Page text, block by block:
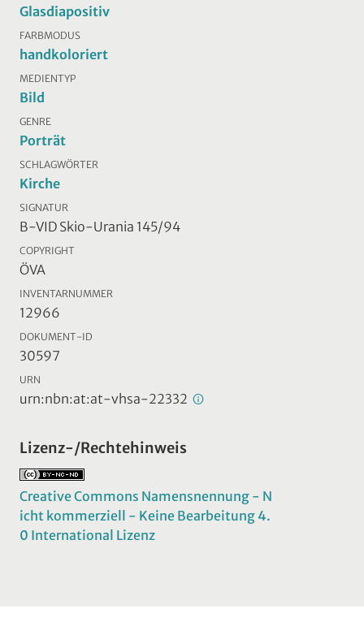
Glasdiapositiv
FARBMODUS
handkoloriert
MEDIENTYP
Bild
GENRE
Porträt
SCHLAGWÖRTER
Kirche
SIGNATUR
B-VID Skio-Urania 145/94
COPYRIGHT
ÖVA
INVENTARNUMMER
12966
DOKUMENT-ID
30597
URN
urn:nbn:at:at-vhsa-22332
Lizenz-/Rechtehinweis
Creative Commons Namensnennung - N
icht kommerziell - Keine Bearbeitung 4.
0 International Lizenz